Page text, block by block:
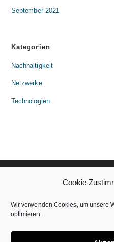
Cookie-
Wir verwenden Cookies, um unsere
optimieren.
September 2021
Kategorien
Nachhaltigkeit
Netzwerke
Technologien